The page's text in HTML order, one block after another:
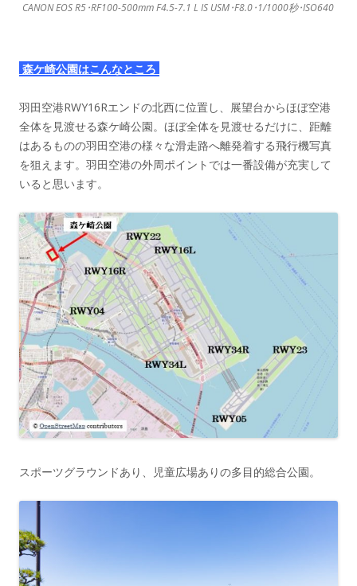
CANON EOS R5･RF100-500mm F4.5-7.1 L IS USM･F8.0･1/1000秒･ISO640
森ケ崎公園はこんなところ
羽田空港RWY16Rエンドの北西に位置し、展望台からほぼ空港
全体を見渡せる森ケ崎公園。ほぼ全体を見渡せるだけに、距離
はあるものの羽田空港の様々な滑走路へ離発着する飛行機写真
を狙えます。羽田空港の外周ポイントでは一番設備が充実して
いると思います。
スポーツグラウンドあり、児童広場ありの多目的総合公園。